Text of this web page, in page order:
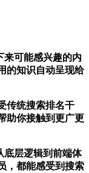
可能感兴趣的内
的知识自动呈现给
传统搜索排名干
助你接触到更广更
底层逻辑到前端体
，都能感受到搜索